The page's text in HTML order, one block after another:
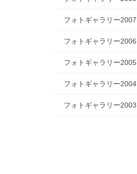
フォトギャラリー2007
フォトギャラリー2006
フォトギャラリー2005
フォトギャラリー2004
フォトギャラリー2003